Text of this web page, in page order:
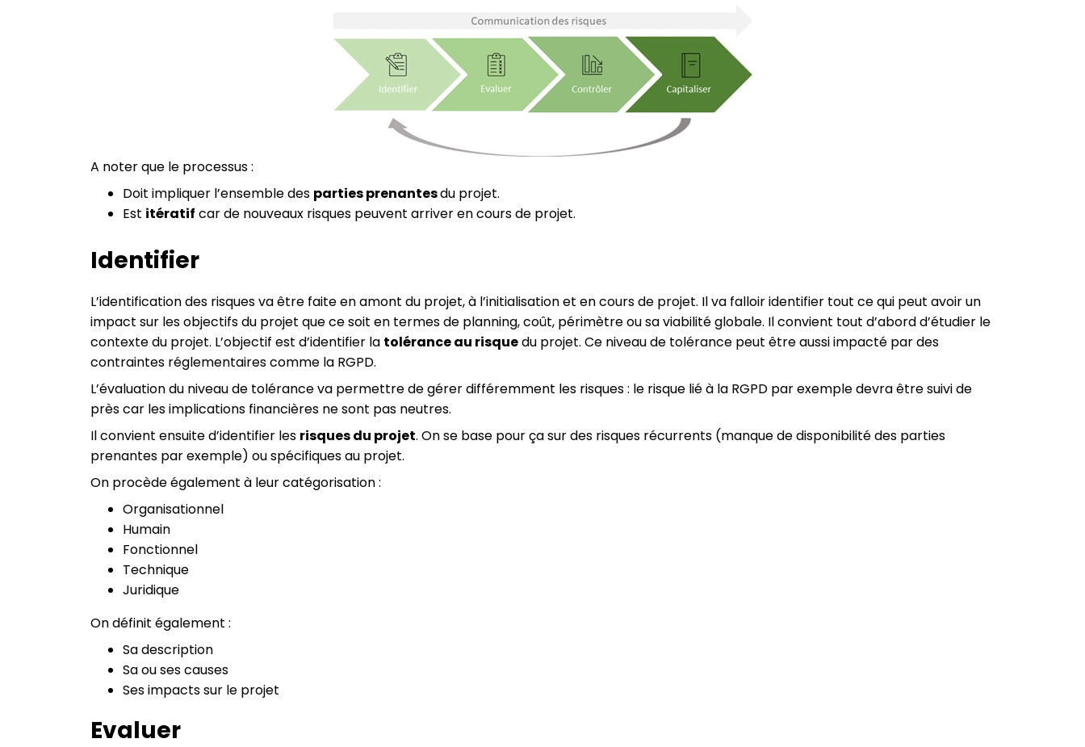
A noter que le processus :
Doit impliquer l’ensemble des parties prenantesdu projet.
Est itératif car de nouveaux risques peuvent arriver en cours de projet.
Identifier
L’identification des risques va être faite en amont du projet, à l’initialisation et en cours de projet. Il va falloir identifier tout ce qui peut avoir un
impact sur les objectifs du projet que ce soit en termes de planning, coût, périmètre ou sa viabilité globale. Il convient tout d’abord d’étudier le
contexte du projet. L’objectif est d’identifier la tolérance au risquedu projet. Ce niveau de tolérance peut être aussi impacté par des
contraintes réglementaires comme la RGPD.
L’évaluation du niveau de tolérance va permettre de gérer différemment les risques : le risque lié à la RGPD par exemple devra être suivi de
près car les implications financières ne sont pas neutres.
Il convient ensuite d’identifier les risques du projet. On se base pour ça sur des risques récurrents (manque de disponibilité des parties
prenantes par exemple) ou spécifiques au projet.
On procède également à leur catégorisation :
Organisationnel
Humain
Fonctionnel
Technique
Juridique
On définit également :
Sa description
Sa ou ses causes
Ses impacts sur le projet
Evaluer